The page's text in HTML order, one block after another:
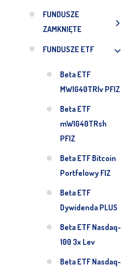
FUNDUSZE
ZAMKNIĘTE
FUNDUSZE ETF
Beta ETF
MWIG40TRlv PFIZ
Beta ETF
mWIG40TRsh
PFIZ
Beta ETF Bitcoin
Portfelowy FIZ
Beta ETF
Dywidenda PLUS
Beta ETF Nasdaq-
100 3x Lev
Beta ETF Nasdaq-